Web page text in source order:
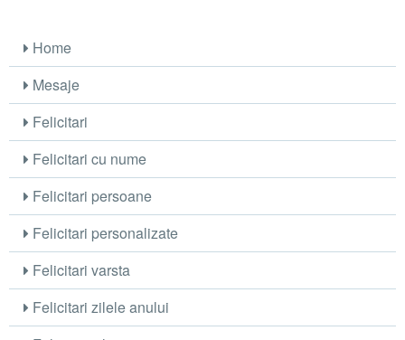
Home
Mesaje
Felicitari
Felicitari cu nume
Felicitari persoane
Felicitari personalizate
Felicitari varsta
Felicitari zilele anului